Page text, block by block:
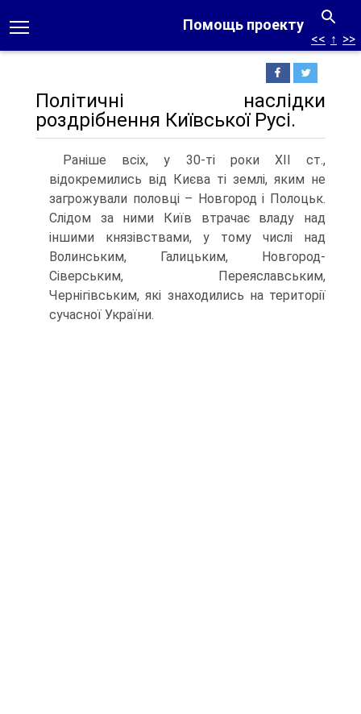
Помощь проекту
<< ↑ >>
Політичні наслідки
роздрібнення Київської Русі.
Раніше всіх, у 30-ті роки ХІІ ст.,
відокремились від Києва ті землі, яким не
загрожували половці – Новгород і Полоцьк.
Слідом за ними Київ втрачає владу над
іншими князівствами, у тому числі над
Волинським, Галицьким, Новгород-
Сіверським, Переяславським,
Чернігівським, які знаходились на території
сучасної України.